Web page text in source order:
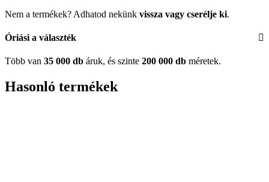
Nem a termékek? Adhatod nekünk vissza vagy cserélje ki.
Óriási a választék
Több van 35 000 db áruk, és szinte 200 000 db méretek.
Hasonló termékek